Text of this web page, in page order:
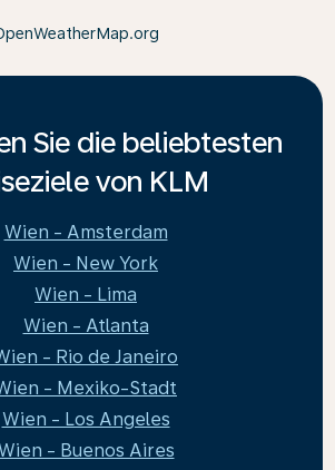
Sie die beliebtesten
von KLM
Wien - Amsterdam
Wien - New York
Wien - Lima
Wien - Atlanta
- Rio de Janeiro
- Mexiko-Stadt
Wien - Los Angeles
- Buenos Aires